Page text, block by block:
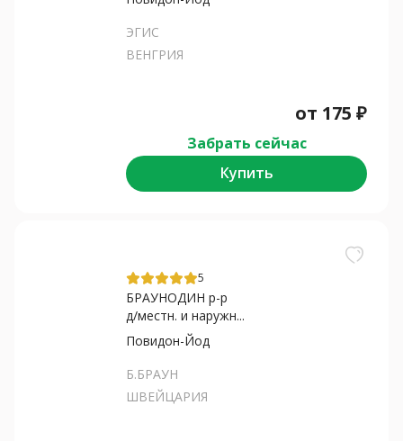
ЭГИС
ВЕНГРИЯ
от 175 ₽
Забрать сейчас
Купить
5
БРАУНОДИН р-р
д/местн. и наружн...
Повидон-Йод
Б.БРАУН
ШВЕЙЦАРИЯ